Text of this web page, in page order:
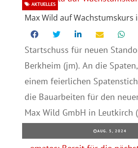
Max Wild auf Wachstumskurs
AKTUELLES
Startschuss für neuen
Berkheim (jm). An die
einem feierlichen
die Bauarbeiten für den
Max Wild GmbH in Leutkirch
AUG. 5, 2024